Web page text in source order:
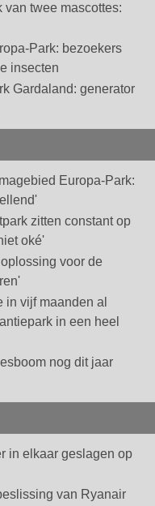
twee mascottes:
Park: bezoekers
insecten
Gardaland: generator
Europa-Park:
zitten constant op
oké'
voor de
in vijf maanden al
in een heel
nog dit jaar
in elkaar geslagen op
van Ryanair